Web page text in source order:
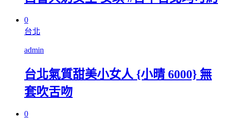
0
台北
admin
台北氣質甜美小女人 {小晴 6000} 無
套吹舌吻
0